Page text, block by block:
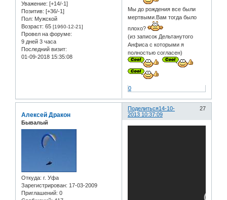
Уважение: [+14/-1]
Позитив: [+36/-1]
Пол: Мужской
Возраст: 65 [1960-12-21]
Провел на форуме:
9 дней 3 часа
Последний визит:
01-09-2018 15:35:08
Мы до рождения все были
мертвыми.Вам тогда было
плохо?
(из записок Дельтанутого
Анфиса с которыми я
полностью согласен)
0
Поделиться 27
14-10-
2013 10:37:09
Алексей Дракон
Бывалый
Откуда: г. Уфа
Зарегистрирован: 17-03-2009
Приглашений: 0